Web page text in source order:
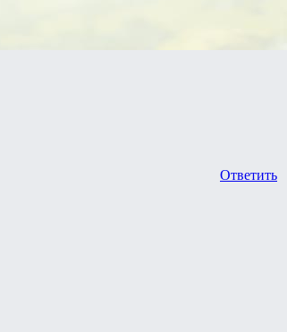
Ответить